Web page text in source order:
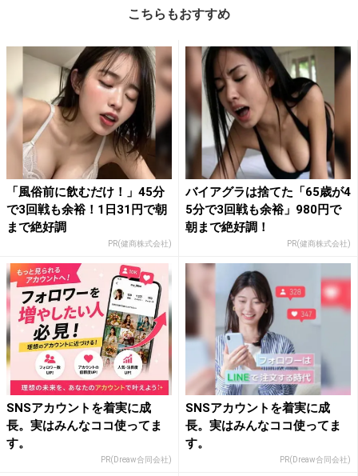
こちらもおすすめ
「風俗前に飲むだけ！」45分
で3回戦も余裕！1日31円で朝
まで絶好調
PR(健商株式会社)
バイアグラは捨てた「65歳が4
5分で3回戦も余裕」980円で
朝まで絶好調！
PR(健商株式会社)
SNSアカウントを着実に成
長。実はみんなココ使ってま
す。
PR(Dreaw合同会社)
SNSアカウントを着実に成
長。実はみんなココ使ってま
す。
PR(Dreaw合同会社)